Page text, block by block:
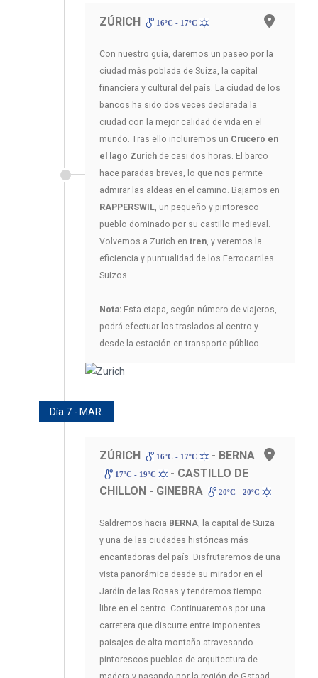
ZÚRICH 16ºC - 17ºC
Con nuestro guía, daremos un paseo por la
ciudad más poblada de Suiza, la capital
financiera y cultural del país. La ciudad de los
bancos ha sido dos veces declarada la
ciudad con la mejor calidad de vida en el
mundo. Tras ello incluiremos un Crucero en
el lago Zurich de casi dos horas. El barco
hace paradas breves, lo que nos permite
admirar las aldeas en el camino. Bajamos en
RAPPERSWIL, un pequeño y pintoresco
pueblo dominado por su castillo medieval.
Volvemos a Zurich en tren, y veremos la
eficiencia y puntualidad de los Ferrocarriles
Suizos.
Nota: Esta etapa, según número de viajeros,
podrá efectuar los traslados al centro y
desde la estación en transporte público.
Día 7 - MAR.
ZÚRICH 16ºC - 17ºC - BERNA
17ºC - 19ºC
- CASTILLO DE
CHILLON - GINEBRA
20ºC - 20ºC
Saldremos hacia BERNA, la capital de Suiza
y una de las ciudades históricas más
encantadoras del país. Disfrutaremos de una
vista panorámica desde su mirador en el
Jardín de las Rosas y tendremos tiempo
libre en el centro. Continuaremos por una
carretera que discurre entre imponentes
paisajes de alta montaña atravesando
pintorescos pueblos de arquitectura de